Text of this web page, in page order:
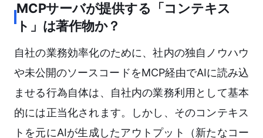
MCPサーバが提供する「コンテキス
ト」は著作物か？
自社の業務効率化のために、社内の独自ノウハウ
や未公開のソースコードをMCP経由でAIに読み込
ませる行為自体は、自社内の業務利用として基本
的には正当化されます。しかし、そのコンテキス
トを元にAIが生成したアウトプット（新たなコー